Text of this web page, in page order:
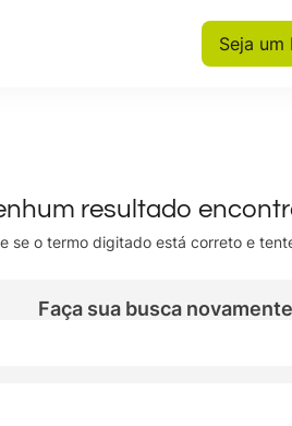
Seja um
resultado
se o termo digitado está correto e
Faça sua busca novamente